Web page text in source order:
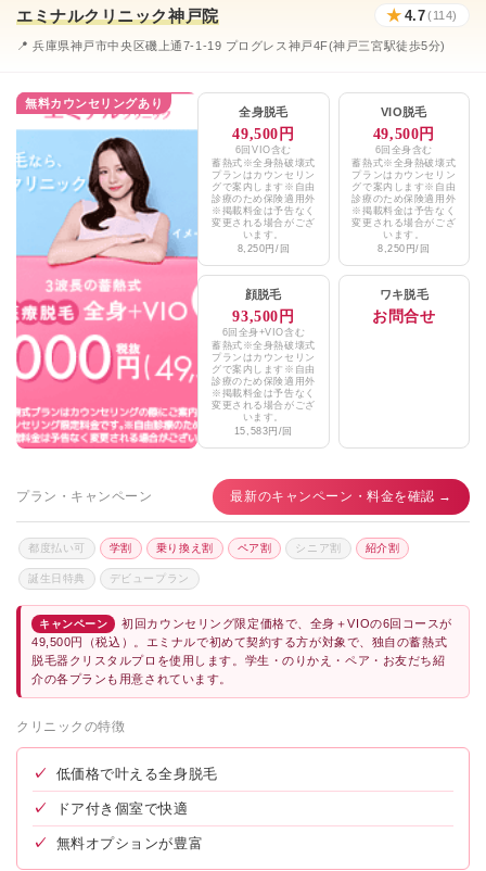
エミナルクリニックメンズ神戸院 ★4.6 / 5（169件）
湘南美容クリニック神戸三宮院 ★4.7 / 5（637件）
メンズリゼ神戸三宮 ★4.4 / 5（128件）
TCB東京中央美容外科神戸三宮院 ★4.2 / 5（1,097件）
ルシアクリニック神戸三宮院 ★4.8 / 5（598件）
ゴリラクリニック三ノ宮 ★3.3 / 5（29件）
あおばクリニック神戸三宮院
フォーシーズンズ美容皮膚科神戸本院・
大美会クリニック神戸院formen
★4.0 / 5（88件）
エミナルクリニック神戸院 ★ 4.7(114)
📍 兵庫県神戸市中央区磯上通7-1-19 プログレス神戸4F(神戸三宮駅徒歩5分)
無料カウンセリングあり
全身脱毛
49,500円
6回VIO含む
蓄熱式※全身熱破壊式
プランはカウンセリン
グで案内します※自由
診療のため保険適用外
※掲載料金は予告なく
変更される場合がござ
います。
8,250円/回
VIO脱毛
49,500円
6回全身含む
蓄熱式※全身熱破壊式
プランはカウンセリン
グで案内します※自由
診療のため保険適用外
※掲載料金は予告なく
変更される場合がござ
います。
8,250円/回
顔脱毛
93,500円
6回全身+VIO含む
蓄熱式※全身熱破壊式
プランはカウンセリン
グで案内します※自由
診療のため保険適用外
※掲載料金は予告なく
変更される場合がござ
います。
15,583円/回
ワキ脱毛
お問合せ
プラン・キャンペーン 最新のキャンペーン・料金を確認 →
都度払い可 学割 乗り換え割 ペア割 シニア割 紹介割
誕生日特典 デビュープラン
キャンペーン
初回カウンセリング限定価格で、全身＋VIOの6回コースが
49,500円（税込）。エミナルで初めて契約する方が対象で、独自の蓄熱式
脱毛器クリスタルプロを使用します。学生・のりかえ・ペア・お友だち紹
介の各プランも用意されています。
クリニックの特徴
✓ 低価格で叶える全身脱毛
✓ ドア付き個室で快適
✓ 無料オプションが豊富